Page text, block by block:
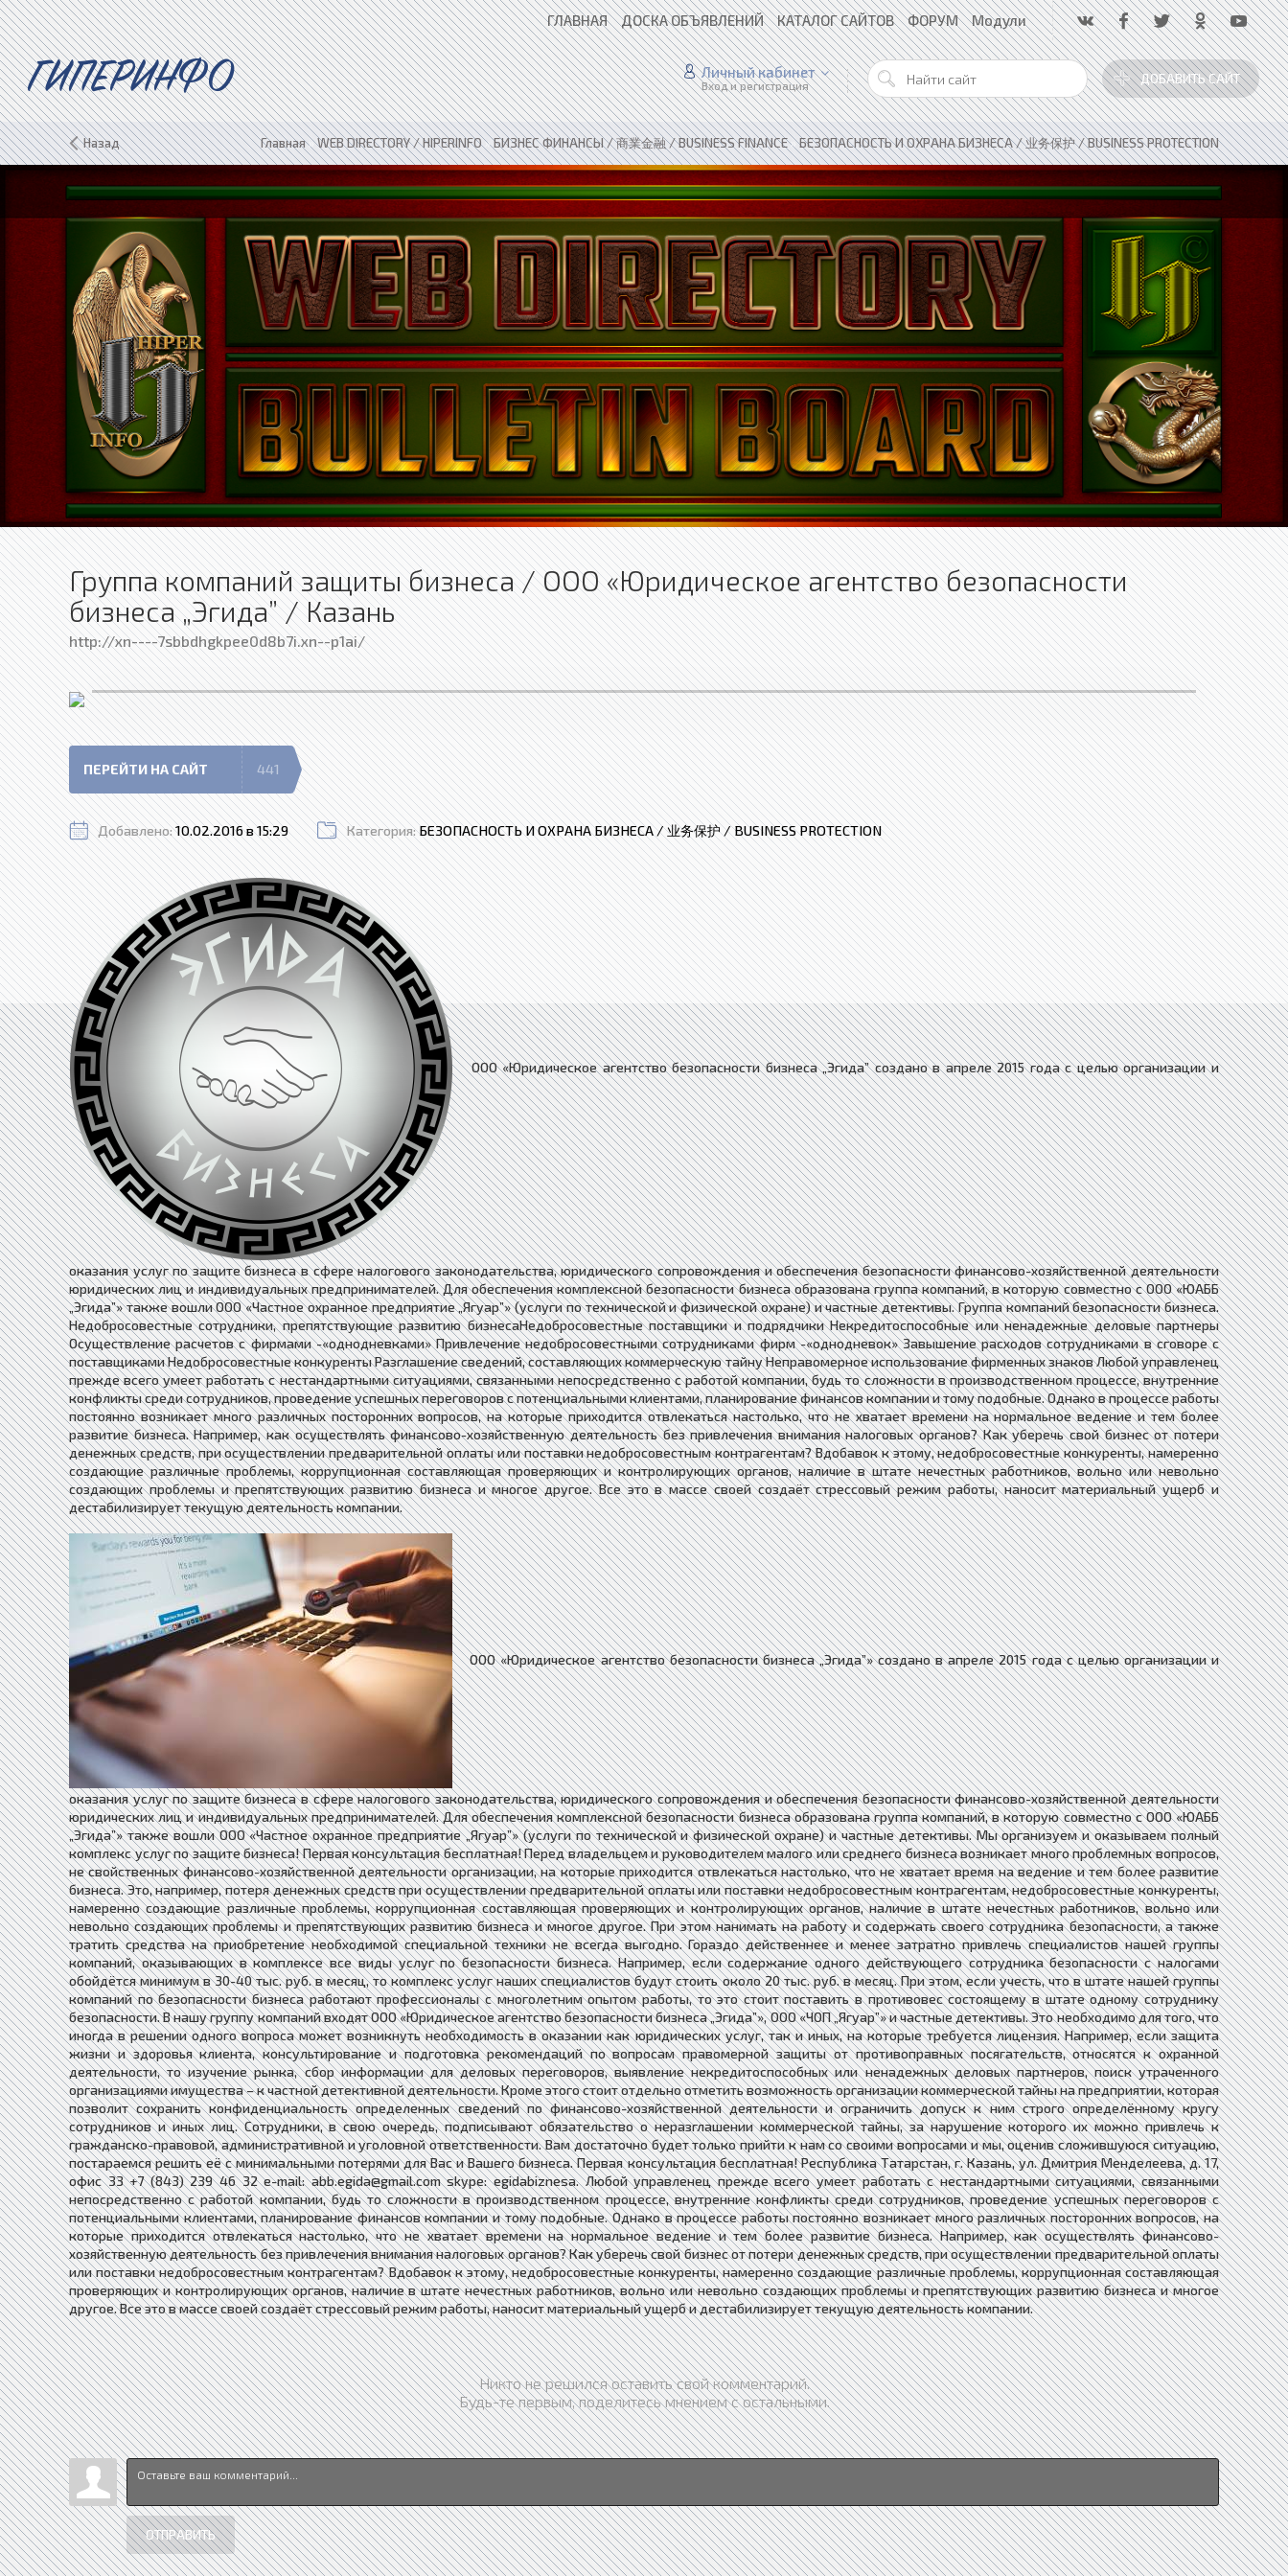
ГЛАВНАЯ ДОСКА ОБЪЯВЛЕНИЙ КАТАЛОГ САЙТОВ ФОРУМ Модули
ГИПЕРИНФО ДОБАВИТЬ САЙТ
Личный кабинет
Вход и регистрация
Назад Главная»WEB DIRECTORY / HIPERINFO»БИЗНЕС ФИНАНСЫ / 商業金融 / BUSINESS FINANCE»БЕЗОПАСНОСТЬ И ОХРАНА БИЗНЕСА / 业务保护 / BUSINESS PROTECTION
Группа компаний защиты бизнеса / ООО «Юридическое агентство безопасности
бизнеса „Эгида” / Казань
http://xn----7sbbdhgkpee0d8b7i.xn--p1ai/
ПЕРЕЙТИ НА САЙТ 441
Добавлено:10.02.2016 в 15:29 Категория:БЕЗОПАСНОСТЬ И ОХРАНА БИЗНЕСА / 业务保护 / BUSINESS PROTECTION
ООО «Юридическое агентство безопасности бизнеса „Эгида” создано в апреле 2015 года с целью организации и
оказания услуг по защите бизнеса в сфере налогового законодательства, юридического сопровождения и обеспечения безопасности финансово-хозяйственной деятельности
юридических лиц и индивидуальных предпринимателей. Для обеспечения комплексной безопасности бизнеса образована группа компаний, в которую совместно с ООО «ЮАББ
„Эгида”» также вошли ООО «Частное охранное предприятие „Ягуар”» (услуги по технической и физической охране) и частные детективы. Группа компаний безопасности бизнеса.
Недобросовестные сотрудники, препятствующие развитию бизнесаНедобросовестные поставщики и подрядчики Некредитоспособные или ненадежные деловые партнеры
Осуществление расчетов с фирмами -«однодневками» Привлечение недобросовестными сотрудниками фирм -«однодневок» Завышение расходов сотрудниками в сговоре с
поставщиками Недобросовестные конкуренты Разглашение сведений, составляющих коммерческую тайну Неправомерное использование фирменных знаков Любой управленец
прежде всего умеет работать с нестандартными ситуациями, связанными непосредственно с работой компании, будь то сложности в производственном процессе, внутренние
конфликты среди сотрудников, проведение успешных переговоров с потенциальными клиентами, планирование финансов компании и тому подобные. Однако в процессе работы
постоянно возникает много различных посторонних вопросов, на которые приходится отвлекаться настолько, что не хватает времени на нормальное ведение и тем более
развитие бизнеса. Например, как осуществлять финансово-хозяйственную деятельность без привлечения внимания налоговых органов? Как уберечь свой бизнес от потери
денежных средств, при осуществлении предварительной оплаты или поставки недобросовестным контрагентам? Вдобавок к этому, недобросовестные конкуренты, намеренно
создающие различные проблемы, коррупционная составляющая проверяющих и контролирующих органов, наличие в штате нечестных работников, вольно или невольно
создающих проблемы и препятствующих развитию бизнеса и многое другое. Все это в массе своей создаёт стрессовый режим работы, наносит материальный ущерб и
дестабилизирует текущую деятельность компании.
ООО «Юридическое агентство безопасности бизнеса „Эгида”» создано в апреле 2015 года с целью организации и
оказания услуг по защите бизнеса в сфере налогового законодательства, юридического сопровождения и обеспечения безопасности финансово-хозяйственной деятельности
юридических лиц и индивидуальных предпринимателей. Для обеспечения комплексной безопасности бизнеса образована группа компаний, в которую совместно с ООО «ЮАББ
„Эгида”» также вошли ООО «Частное охранное предприятие „Ягуар”» (услуги по технической и физической охране) и частные детективы. Мы организуем и оказываем полный
комплекс услуг по защите бизнеса! Первая консультация бесплатная! Перед владельцем и руководителем малого или среднего бизнеса возникает много проблемных вопросов,
не свойственных финансово-хозяйственной деятельности организации, на которые приходится отвлекаться настолько, что не хватает время на ведение и тем более развитие
бизнеса. Это, например, потеря денежных средств при осуществлении предварительной оплаты или поставки недобросовестным контрагентам, недобросовестные конкуренты,
намеренно создающие различные проблемы, коррупционная составляющая проверяющих и контролирующих органов, наличие в штате нечестных работников, вольно или
невольно создающих проблемы и препятствующих развитию бизнеса и многое другое. При этом нанимать на работу и содержать своего сотрудника безопасности, а также
тратить средства на приобретение необходимой специальной техники не всегда выгодно. Гораздо действеннее и менее затратно привлечь специалистов нашей группы
компаний, оказывающих в комплексе все виды услуг по безопасности бизнеса. Например, если содержание одного действующего сотрудника безопасности с налогами
обойдётся минимум в 30-40 тыс. руб. в месяц, то комплекс услуг наших специалистов будут стоить около 20 тыс. руб. в месяц. При этом, если учесть, что в штате нашей группы
компаний по безопасности бизнеса работают профессионалы с многолетним опытом работы, то это стоит поставить в противовес состоящему в штате одному сотруднику
безопасности. В нашу группу компаний входят ООО «Юридическое агентство безопасности бизнеса „Эгида”», ООО «ЧОП „Ягуар”» и частные детективы. Это необходимо для того, что
иногда в решении одного вопроса может возникнуть необходимость в оказании как юридических услуг, так и иных, на которые требуется лицензия. Например, если защита
жизни и здоровья клиента, консультирование и подготовка рекомендаций по вопросам правомерной защиты от противоправных посягательств, относятся к охранной
деятельности, то изучение рынка, сбор информации для деловых переговоров, выявление некредитоспособных или ненадежных деловых партнеров, поиск утраченного
организациями имущества – к частной детективной деятельности. Кроме этого стоит отдельно отметить возможность организации коммерческой тайны на предприятии, которая
позволит сохранить конфиденциальность определенных сведений по финансово-хозяйственной деятельности и ограничить допуск к ним строго определённому кругу
сотрудников и иных лиц. Сотрудники, в свою очередь, подписывают обязательство о неразглашении коммерческой тайны, за нарушение которого их можно привлечь к
гражданско-правовой, административной и уголовной ответственности. Вам достаточно будет только прийти к нам со своими вопросами и мы, оценив сложившуюся ситуацию,
постараемся решить её с минимальными потерями для Вас и Вашего бизнеса. Первая консультация бесплатная! Республика Татарстан, г. Казань, ул. Дмитрия Менделеева, д. 17,
офис 33 +7 (843) 239 46 32 e-mail: abb.egida@gmail.com skype: egidabiznesa. Любой управленец прежде всего умеет работать с нестандартными ситуациями, связанными
непосредственно с работой компании, будь то сложности в производственном процессе, внутренние конфликты среди сотрудников, проведение успешных переговоров с
потенциальными клиентами, планирование финансов компании и тому подобные. Однако в процессе работы постоянно возникает много различных посторонних вопросов, на
которые приходится отвлекаться настолько, что не хватает времени на нормальное ведение и тем более развитие бизнеса. Например, как осуществлять финансово-
хозяйственную деятельность без привлечения внимания налоговых органов? Как уберечь свой бизнес от потери денежных средств, при осуществлении предварительной оплаты
или поставки недобросовестным контрагентам? Вдобавок к этому, недобросовестные конкуренты, намеренно создающие различные проблемы, коррупционная составляющая
проверяющих и контролирующих органов, наличие в штате нечестных работников, вольно или невольно создающих проблемы и препятствующих развитию бизнеса и многое
другое. Все это в массе своей создаёт стрессовый режим работы, наносит материальный ущерб и дестабилизирует текущую деятельность компании.
Никто не решился оставить свой комментарий.
Будь-те первым, поделитесь мнением с остальными.
ОТПРАВИТЬ